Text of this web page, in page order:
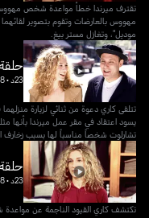
تقترف ميرندا خطأ مواعدة شخص مهووس
مهووس بالعارضات وتقوم بتصوير لقائهما
موديل"، وتغازل مستر بيغ.
حلقة 3 • خليج
23د •
تتلقى كاري دعوة من ثنائي لزيارة
يسود اعتقاد في مقر عمل ميرندا بأنها
تشارلوت شخصاً مناسباً لها بسبب زخارف
حلقة 4 • وادي شاب
23د •
تكتشف كاري القيود الناجمة عن